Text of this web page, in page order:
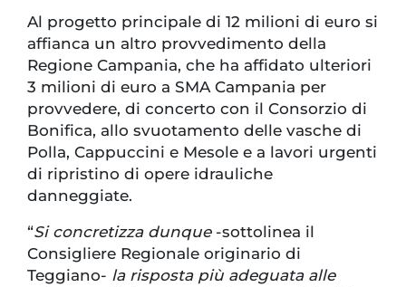
Al progetto principale di 12 milioni di euro si
affianca un altro provvedimento della
Regione Campania, che ha affidato ulteriori
3 milioni di euro a SMA Campania per
provvedere, di concerto con il Consorzio di
Bonifica, allo svuotamento delle vasche di
Polla, Cappuccini e Mesole e a lavori urgenti
di ripristino di opere idrauliche
danneggiate.
“Si concretizza dunque-sottolinea il
Consigliere Regionale originario di
Teggiano- la risposta più adeguata alle